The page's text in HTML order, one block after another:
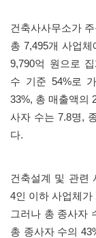
건축사사무소가
총7,495개 사업
9,790억 원으로
수 기준 54%로
33%, 총 매출액의
사자 수는 7.8명,
다.
건축설계 및 관련
4인 이하 사업체가
그러나 총 종사자
총 종사자 수의